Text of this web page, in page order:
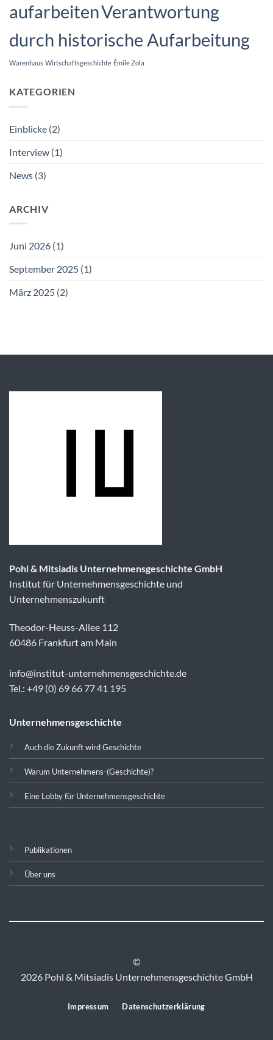
aufarbeitenVerantwortung
durch historische Aufarbeitung
Warenhaus Wirtschaftsgeschichte Émile Zola
KATEGORIEN
Einblicke (2)
Interview (1)
News (3)
ARCHIV
Juni 2026 (1)
September 2025 (1)
März 2025 (2)
Pohl & Mitsiadis Unternehmensgeschichte GmbH
Institut für Unternehmensgeschichte und
Unternehmenszukunft
Theodor-Heuss-Allee 112
60486 Frankfurt am Main
info@institut-unternehmensgeschichte.de
Tel.: +49 (0) 69 66 77 41 195
Unternehmensgeschichte
Auch die Zukunft wird Geschichte
Warum Unternehmens-(Geschichte)?
Eine Lobby für Unternehmensgeschichte
Publikationen
Über uns
©
2026 Pohl & Mitsiadis Unternehmensgeschichte GmbH
Impressum Datenschutzerklärung